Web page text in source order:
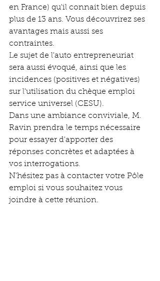
en France) qu'il connait bien depuis
plus de 13 ans. Vous découvrirez ses
avantages mais aussi ses
contraintes.
Le sujet de l'auto entrepreneuriat
sera aussi évoqué, ainsi que les
incidences (positives et négatives)
sur l'utilisation du chèque emploi
service universel (CESU).
Dans une ambiance conviviale, M.
Ravin prendra le temps nécessaire
pour essayer d'apporter des
réponses concrètes et adaptées à
vos interrogations.
N'hésitez pas à contacter votre Pôle
emploi si vous souhaitez vous
joindre à cette réunion.